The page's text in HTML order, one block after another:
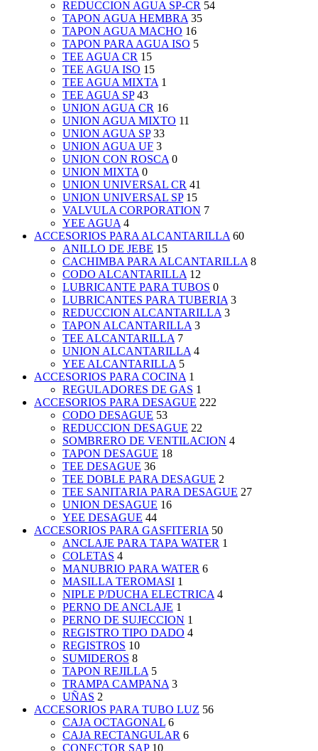
REDUCCION AGUA SP-CR 54
TAPON AGUA HEMBRA 35
TAPON AGUA MACHO 16
TAPON PARA AGUA ISO 5
TEE AGUA CR 15
TEE AGUA ISO 15
TEE AGUA MIXTA 1
TEE AGUA SP 43
UNION AGUA CR 16
UNION AGUA MIXTO 11
UNION AGUA SP 33
UNION AGUA UF 3
UNION CON ROSCA 0
UNION MIXTA 0
UNION UNIVERSAL CR 41
UNION UNIVERSAL SP 15
VALVULA CORPORATION 7
YEE AGUA 4
ACCESORIOS PARA ALCANTARILLA 60
ANILLO DE JEBE 15
CACHIMBA PARA ALCANTARILLA 8
CODO ALCANTARILLA 12
LUBRICANTE PARA TUBOS 0
LUBRICANTES PARA TUBERIA 3
REDUCCION ALCANTARILLA 3
TAPON ALCANTARILLA 3
TEE ALCANTARILLA 7
UNION ALCANTARILLA 4
YEE ALCANTARILLA 5
ACCESORIOS PARA COCINA 1
REGULADORES DE GAS 1
ACCESORIOS PARA DESAGUE 222
CODO DESAGUE 53
REDUCCION DESAGUE 22
SOMBRERO DE VENTILACION 4
TAPON DESAGUE 18
TEE DESAGUE 36
TEE DOBLE PARA DESAGUE 2
TEE SANITARIA PARA DESAGUE 27
UNION DESAGUE 16
YEE DESAGUE 44
ACCESORIOS PARA GASFITERIA 50
ANCLAJE PARA TAPA WATER 1
COLETAS 4
MANUBRIO PARA WATER 6
MASILLA TEROMASI 1
NIPLE P/DUCHA ELECTRICA 4
PERNO DE ANCLAJE 1
PERNO DE SUJECCION 1
REGISTRO TIPO DADO 4
REGISTROS 10
SUMIDEROS 8
TAPON REJILLA 5
TRAMPA CAMPANA 3
UÑAS 2
ACCESORIOS PARA TUBO LUZ 56
CAJA OCTAGONAL 6
CAJA RECTANGULAR 6
CONECTOR SAP 10